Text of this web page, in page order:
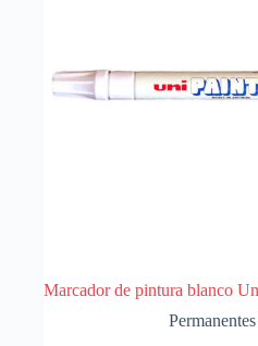
Marcador de pintura blanco
Permanentes